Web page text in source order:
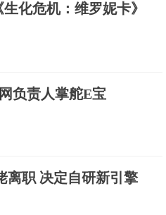
化危机：维罗妮卡》
负责人掌舵E宝
离职 决定自研新引擎